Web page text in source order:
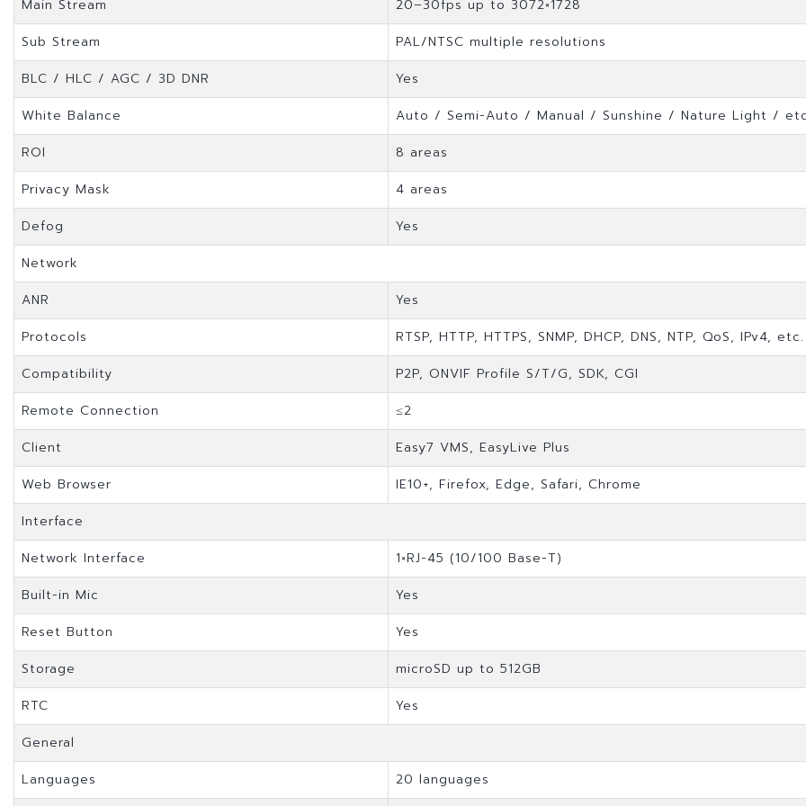
Main Stream
20–30fps up to 3072×1728
Sub Stream
PAL/NTSC multiple resolutions
BLC / HLC / AGC / 3D DNR
Yes
White Balance
Auto / Semi-Auto / Manual / Sunshine / Nature Light /
ROI
8 areas
Privacy Mask
4 areas
Defog
Yes
Network
ANR
Yes
Protocols
RTSP, HTTP, HTTPS, SNMP, DHCP, DNS, NTP, QoS, IPv4, etc.
Compatibility
P2P, ONVIF Profile S/T/G, SDK, CGI
Remote Connection
≤2
Client
Easy7 VMS, EasyLive Plus
Web Browser
IE10+, Firefox, Edge, Safari, Chrome
Interface
Network Interface
1×RJ-45 (10/100 Base-T)
Built-in Mic
Yes
Reset Button
Yes
Storage
microSD up to 512GB
RTC
Yes
General
Languages
20 languages